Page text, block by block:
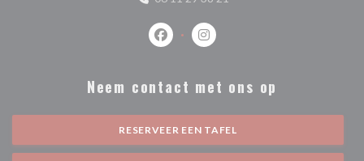
Facebook ((opent in een nieuw
Instagram ((opent in een
Neem contact met ons op
RESERVEER EEN TAFEL